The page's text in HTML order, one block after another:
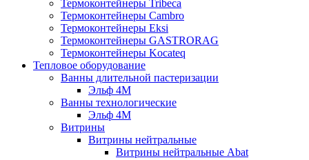
Термоконтейнеры Tribeca
Термоконтейнеры Cambro
Термоконтейнеры Eksi
Термоконтейнеры GASTRORAG
Термоконтейнеры Kocateq
Тепловое оборудование
Ванны длительной пастеризации
Эльф 4М
Ванны технологические
Эльф 4М
Витрины
Витрины нейтральные
Витрины нейтральные Abat